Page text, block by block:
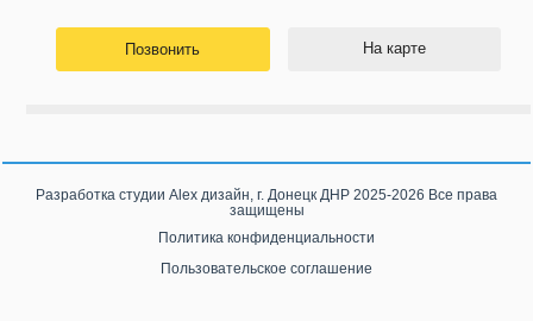
Позвонить На карте
Разработка студии Alex дизайн, г. Донецк ДНР 2025-2026 Все права
защищены
Политика конфиденциальности
Пользовательское соглашение